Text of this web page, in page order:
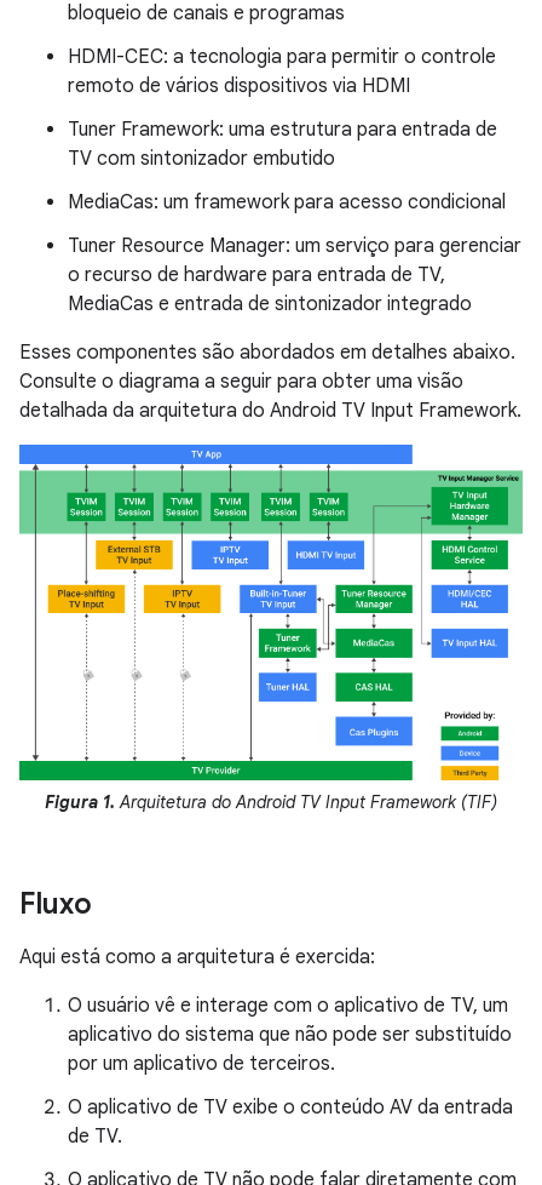
bloqueio de canais e programas
HDMI-CEC: a tecnologia para permitir o controle
remoto de vários dispositivos via HDMI
Tuner Framework: uma estrutura para entrada de
TV com sintonizador embutido
MediaCas: um framework para acesso condicional
Tuner Resource Manager: um serviço para gerenciar
o recurso de hardware para entrada de TV,
MediaCas e entrada de sintonizador integrado
Esses componentes são abordados em detalhes abaixo.
Consulte o diagrama a seguir para obter uma visão
detalhada da arquitetura do Android TV Input Framework.
Figura 1. Arquitetura do Android TV Input Framework (TIF)
Fluxo
Aqui está como a arquitetura é exercida:
O usuário vê e interage com o aplicativo de TV, um
aplicativo do sistema que não pode ser substituído
por um aplicativo de terceiros.
O aplicativo de TV exibe o conteúdo AV da entrada
de TV.